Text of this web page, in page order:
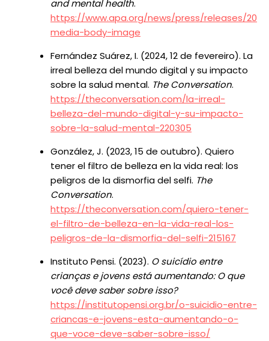
and mental health.
https://www.apa.org/news/press/releases/
media-body-image
Fernández Suárez, I. (2024, 12 de fevereiro). La
irreal belleza del mundo digital y su impacto
sobre la salud mental. The Conversation.
https://theconversation.com/la-irreal-
belleza-del-mundo-digital-y-su-impacto-
sobre-la-salud-mental-220305
González, J. (2023, 15 de outubro). Quiero
tener el filtro de belleza en la vida real: los
peligros de la dismorfia del selfi. The
Conversation.
https://theconversation.com/quiero-tener-
el-filtro-de-belleza-en-la-vida-real-los-
peligros-de-la-dismorfia-del-selfi-215167
Instituto Pensi. (2023). O suicídio entre
crianças e jovens está aumentando: O que
você deve saber sobre isso?
https://institutopensi.org.br/o-suicidio-entre-
criancas-e-jovens-esta-aumentando-o-
que-voce-deve-saber-sobre-isso/